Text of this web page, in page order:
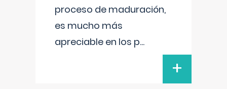
proceso de maduración,
es mucho más
apreciable en los p...
+